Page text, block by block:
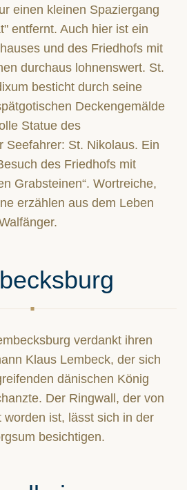
einen kleinen Spaziergang
entfernt. Auch hier ist ein
und des Friedhofs mit
durchaus lohnenswert. St.
besticht durch seine
Deckengemälde
Statue des
Seefahrer: St. Nikolaus. Ein
des Friedhofs mit
Grabsteinen“. Wortreiche,
erzählen aus dem Leben
verdankt ihren
Klaus Lembeck, der sich
dänischen König
Der Ringwall, der von
worden ist, lässt sich in der
besichtigen.